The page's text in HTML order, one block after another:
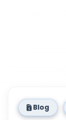
Blog